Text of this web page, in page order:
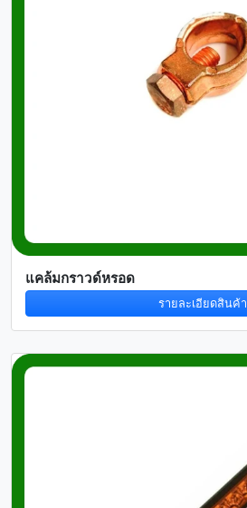
แคล้มกราวด์หรอด
รายละเอียดสินค้า